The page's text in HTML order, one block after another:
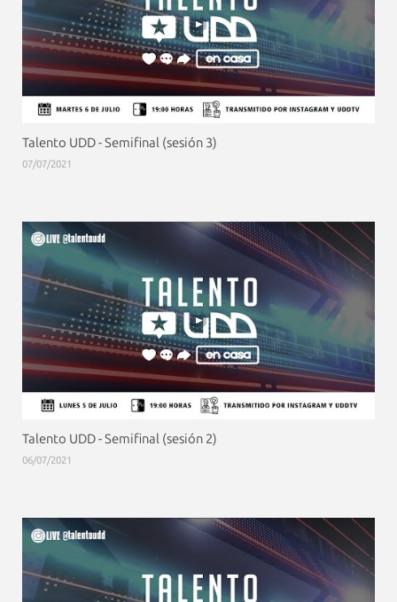
Talento UDD - Semifinal (sesión 3)
07/07/2021
Talento UDD - Semifinal (sesión 2)
06/07/2021